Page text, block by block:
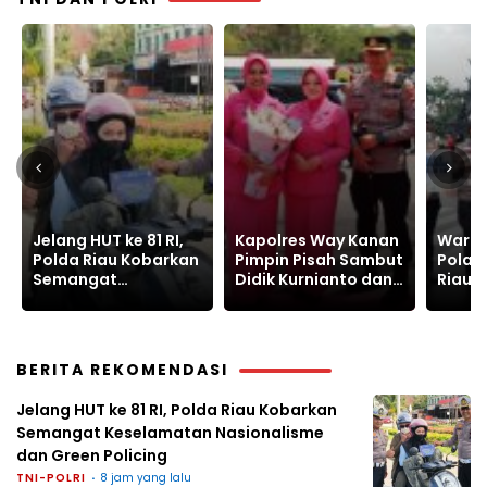
Kapolres Way Kanan
Pimpin Pisah Sambut
Didik Kurnianto dan
Warnai Car Free Day,
Polantas Karib Polda
Riau Edukasi
Lintas
Batin
BERITA REKOMENDASI
Jelang HUT ke 81 RI, Polda Riau Kobarkan
Semangat Keselamatan Nasionalisme
dan Green Policing
TNI-POLRI 8 jam yang lalu